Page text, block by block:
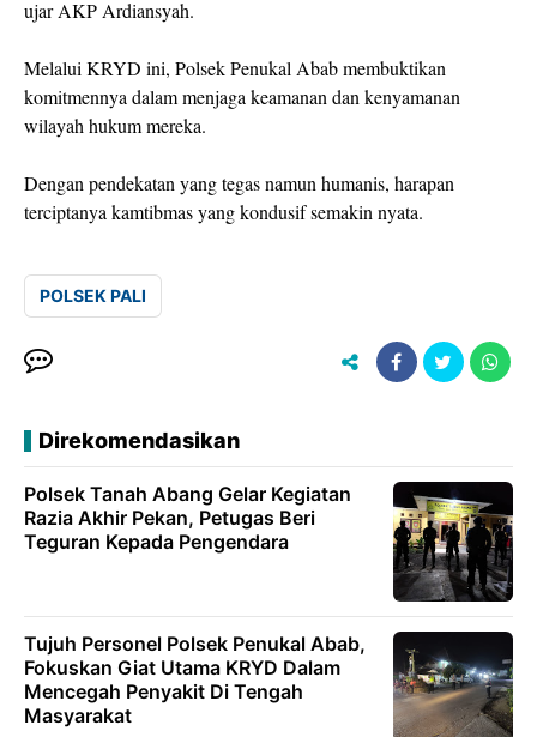
ujar AKP Ardiansyah.
Melalui KRYD ini, Polsek Penukal Abab membuktikan
komitmennya dalam menjaga keamanan dan kenyamanan
wilayah hukum mereka.
Dengan pendekatan yang tegas namun humanis, harapan
terciptanya kamtibmas yang kondusif semakin nyata.
POLSEK PALI
Direkomendasikan
Polsek Tanah Abang Gelar Kegiatan
Razia Akhir Pekan, Petugas Beri
Teguran Kepada Pengendara
Tujuh Personel Polsek Penukal Abab,
Fokuskan Giat Utama KRYD Dalam
Mencegah Penyakit Di Tengah
Masyarakat